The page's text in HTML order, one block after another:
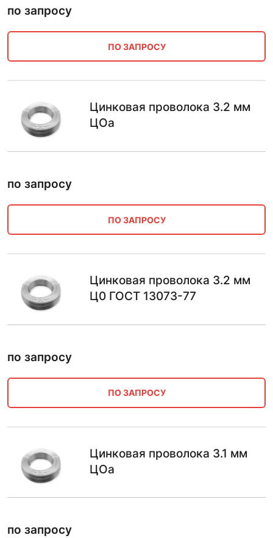
по запросу
ПО ЗАПРОСУ
Цинковая проволока 3.2 мм
ЦОа
по запросу
ПО ЗАПРОСУ
Цинковая проволока 3.2 мм
Ц0 ГОСТ 13073-77
по запросу
ПО ЗАПРОСУ
Цинковая проволока 3.1 мм
ЦОа
по запросу